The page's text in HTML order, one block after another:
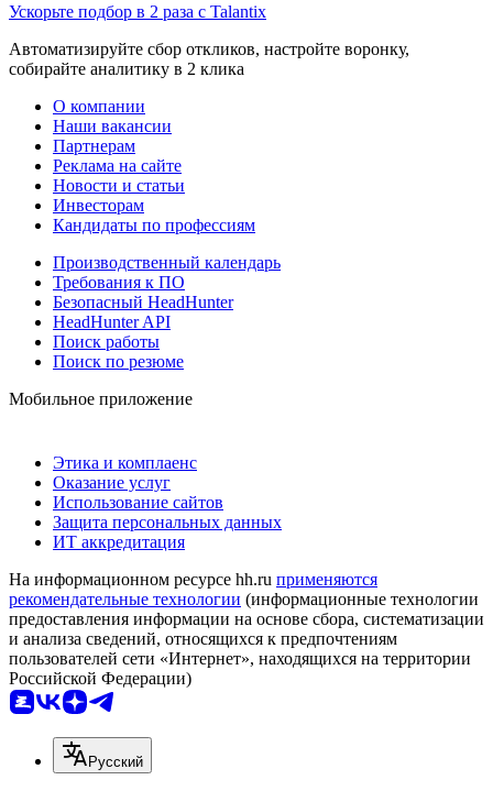
Ускорьте подбор в 2 раза с Talantix
Автоматизируйте сбор откликов, настройте воронку,
собирайте аналитику в 2 клика
О компании
Наши вакансии
Партнерам
Реклама на сайте
Новости и статьи
Инвесторам
Кандидаты по профессиям
Производственный календарь
Требования к ПО
Безопасный HeadHunter
HeadHunter API
Поиск работы
Поиск по резюме
Мобильное приложение
Этика и комплаенс
Оказание услуг
Использование сайтов
Защита персональных данных
ИТ аккредитация
На информационном ресурсе hh.ru применяются
рекомендательные технологии (информационные технологии
предоставления информации на основе сбора, систематизации
и анализа сведений, относящихся к предпочтениям
пользователей сети «Интернет», находящихся на территории
Российской Федерации)
Русский